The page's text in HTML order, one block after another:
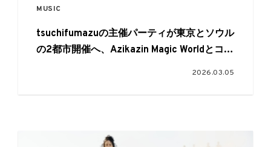
MUSIC
tsuchifumazuの主催パーティが東京とソウル
の2都市開催へ、Azikazin Magic Worldとコラ
2026.03.05